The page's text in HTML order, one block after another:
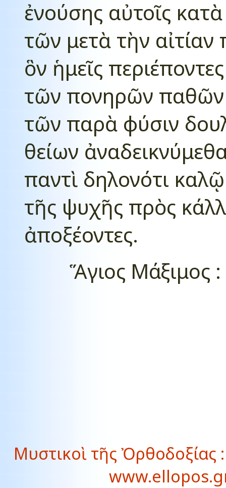
ἐνούσης αὐτοῖς
τῶν μετὰ τὴν αἰτίαν
ὃν ἡμεῖς
τῶν πονηρῶν παθῶν
τῶν παρὰ φύσιν
θείων
παντὶ δηλονότι
τῆς ψυχῆς πρὸς
ἀποξέοντες.
Ἅγιος Mάξιμος :
Μυστικοὶ τῆς Ὀρθοδοξίας :